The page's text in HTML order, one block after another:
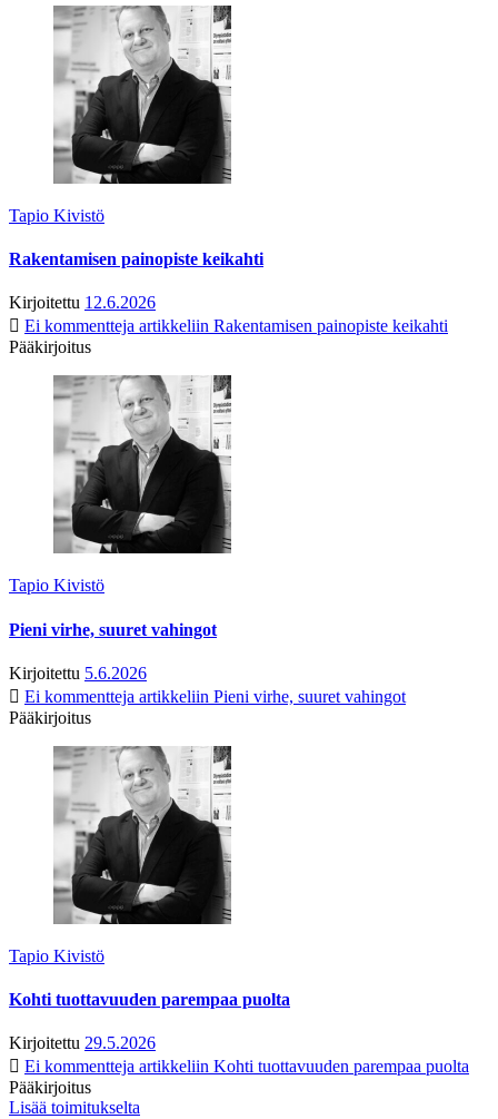
Tapio Kivistö
Rakentamisen painopiste keikahti
Kirjoitettu 12.6.2026
Ei kommentteja artikkeliin Rakentamisen painopiste keikahti
Pääkirjoitus
Tapio Kivistö
Pieni virhe, suuret vahingot
Kirjoitettu 5.6.2026
Ei kommentteja artikkeliin Pieni virhe, suuret vahingot
Pääkirjoitus
Tapio Kivistö
Kohti tuottavuuden parempaa puolta
Kirjoitettu 29.5.2026
Ei kommentteja artikkeliin Kohti tuottavuuden parempaa puolta
Pääkirjoitus
Lisää toimitukselta